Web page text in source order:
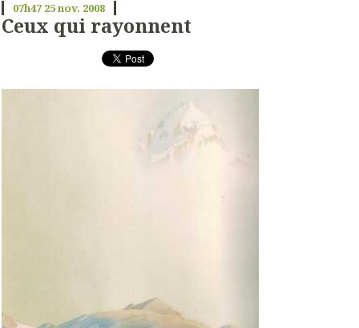
07h47 25nov. 2008
Ceux qui rayonnent